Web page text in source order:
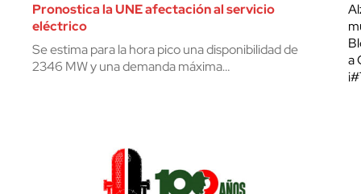
Pronostica la UNE afectación al servicio
eléctrico
Se estima para la hora pico una disponibilidad de
2346 MW y una demanda máxima…
a